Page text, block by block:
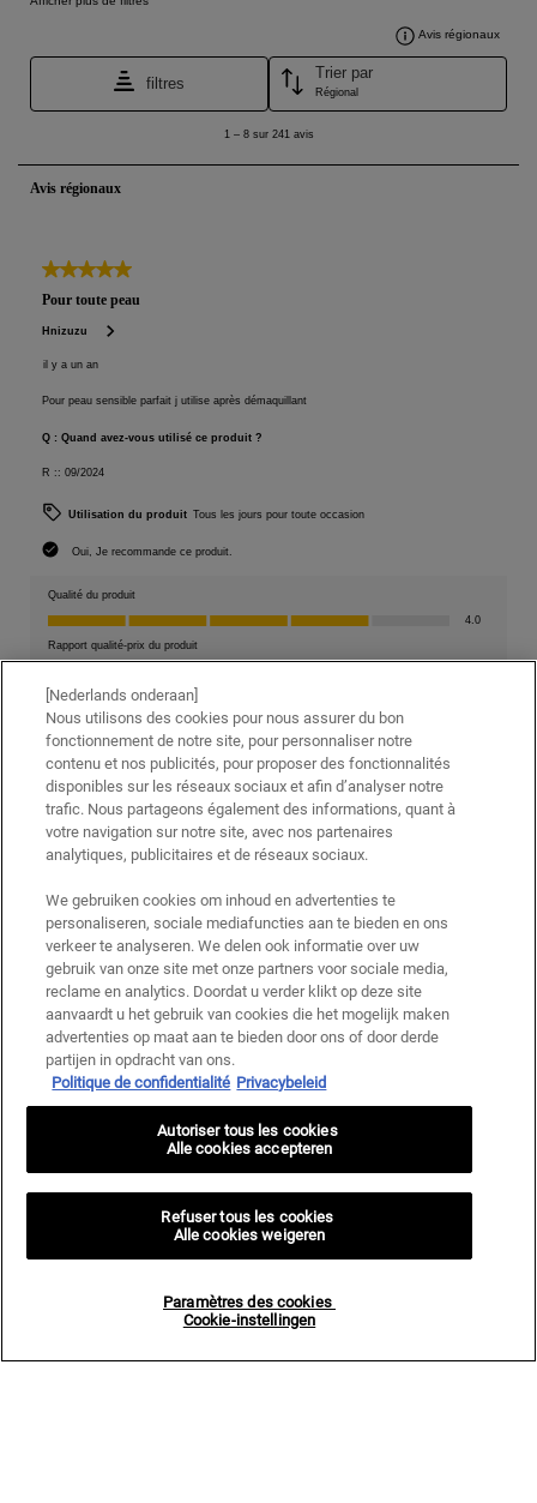
[Nederlands onderaan]
Nous utilisons des cookies pour nous assurer du bon
fonctionnement de notre site, pour personnaliser notre
contenu et nos publicités, pour proposer des fonctionnalités
disponibles sur les réseaux sociaux et afin d’analyser notre
trafic. Nous partageons également des informations, quant à
votre navigation sur notre site, avec nos partenaires
analytiques, publicitaires et de réseaux sociaux.
We gebruiken cookies om inhoud en advertenties te
personaliseren, sociale mediafuncties aan te bieden en ons
verkeer te analyseren. We delen ook informatie over uw
gebruik van onze site met onze partners voor sociale media,
reclame en analytics. Doordat u verder klikt op deze site
aanvaardt u het gebruik van cookies die het mogelijk maken
advertenties op maat aan te bieden door ons of door derde
partijen in opdracht van ons.
Politique de confidentialité Privacybeleid
Paramètres des cookies
Cookie-instellingen
Refuser tous les cookies
Alle cookies weigeren
Autoriser tous les cookies
Alle cookies accepteren